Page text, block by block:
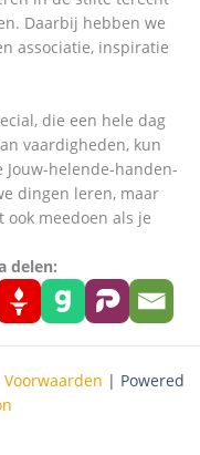
Daarbij hebben we
associatie, inspiratie
die een hele dag
vaardigheden, kun
Jouw-helende-handen-
dingen leren, maar
ook meedoen als je
delen:
Voorwaarden | Powered